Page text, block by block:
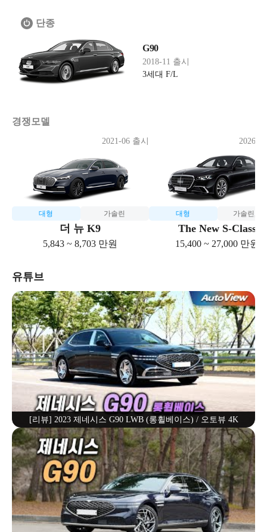
단종
G90
2018-11 출시
3세대 F/L
경쟁모델
대형 가솔린
더 뉴 K9
2021-06 출시
5,843 ~ 8,703 만원
대형 가솔린,디
The New S-Class
2026-
15,400 ~ 27,000 만원
유튜브
[리뷰] 2023 제네시스 G90 LWB (롱휠베이스) / 오토뷰 4K